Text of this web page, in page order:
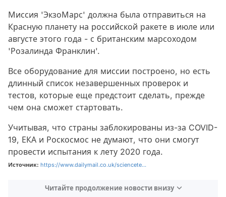
Миссия 'ЭкзоМарс' должна была отправиться на
Красную планету на российской ракете в июле или
августе этого года - с британским марсоходом
'Розалинда Франклин'.
Все оборудование для миссии построено, но есть
длинный список незавершенных проверок и
тестов, которые еще предстоит сделать, прежде
чем она сможет стартовать.
Учитывая, что страны заблокированы из-за COVID-
19, ЕКА и Роскосмос не думают, что они смогут
провести испытания к лету 2020 года.
Источник: https://www.dailymail.co.uk/sciencete...
Читайте продолжение новости внизу